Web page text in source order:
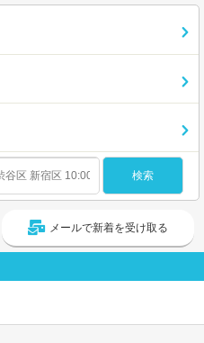
メールで新着を受け取る